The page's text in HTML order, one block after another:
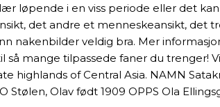
løpende i en viss periode eller det
det andre et menneskeansikt,
nakenbilder veldig bra. Mer
så mange tilpassede faner du
of Central Asia. NAMN
Stølen, Olav født 1909 OPPS Ola